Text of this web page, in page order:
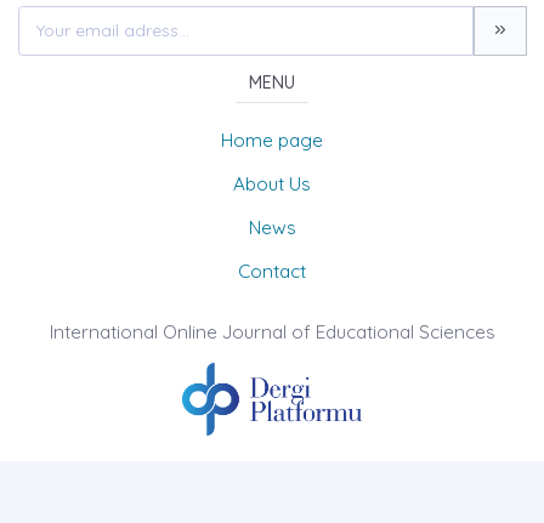
MENU
Home page
About Us
News
Contact
International Online Journal of Educational Sciences